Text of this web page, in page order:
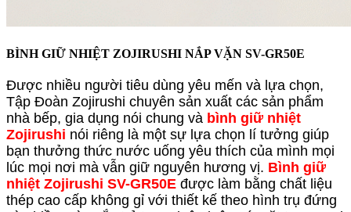
BÌNH GIỮ NHIỆT ZOJIRUSHI NẮP VẶN SV-GR50E
Được nhiều người tiêu dùng yêu mến và lựa chọn,
Tập Đoàn Zojirushi chuyên sản xuất các sản phẩm
nhà bếp, gia dụng nói chung và bình giữ nhiệt
Zojirushi nói riêng là một sự lựa chọn lí tưởng giúp
bạn thưởng thức nước uống yêu thích của mình mọi
lúc mọi nơi mà vẫn giữ nguyên hương vị. Bình giữ
nhiệt Zojirushi SV-GR50E được làm bằng chất liệu
thép cao cấp không gỉ với thiết kế theo hình trụ đứng